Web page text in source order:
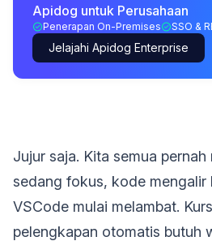
Apidog untuk Perusahaan
Penerapan On-Premises SSO &
Jelajahi Apidog Enterprise
Jujur saja. Kita semua
sedang fokus, kode mengalir
VSCode mulai melambat.
pelengkapan otomatis butuh